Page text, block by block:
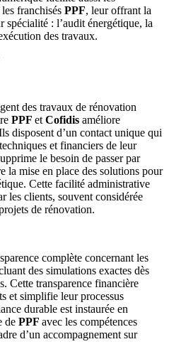
franchisés PPF, leur offrant la
spécialité : l’audit énergétique, la
des travaux.
des travaux de rénovation
PPF et Cofidis améliore
disposent d’un contact unique qui
et financiers de leur
le besoin de passer par
la mise en place des solutions pour
Cette facilité administrative
les clients, souvent considérée
de rénovation.
complète concernant les
des simulations exactes dès
Cette transparence financière
et simplifie leur processus
durable est instaurée en
de PPF avec les compétences
d’un accompagnement sur